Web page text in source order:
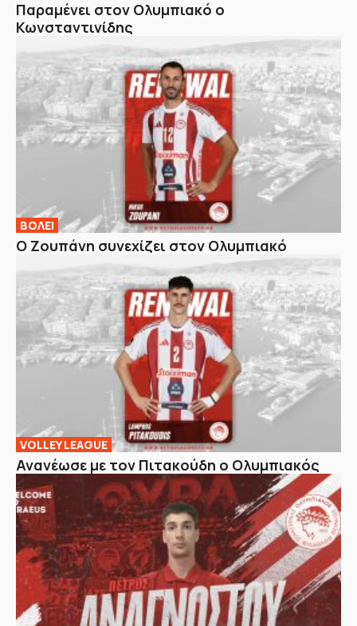
Παραμένει στον Ολυμπιακό ο
Κωνσταντινίδης
ΒOΛΕΙ
Ο Ζουπάνη συνεχίζει στον Ολυμπιακό
VOLLEY LEAGUE
Ανανέωσε με τον Πιτακούδη ο Ολυμπιακός